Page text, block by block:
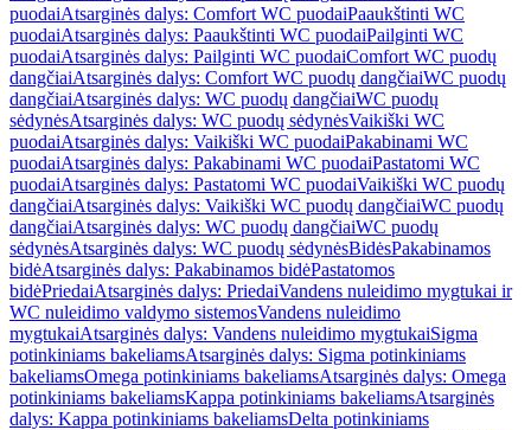
puodaiAtsarginės dalys: Comfort WC puodaiPaaukštinti WC
puodaiAtsarginės dalys: Paaukštinti WC puodaiPailginti WC
puodaiAtsarginės dalys: Pailginti WC puodaiComfort WC puodų
dangčiaiAtsarginės dalys: Comfort WC puodų dangčiaiWC puodų
dangčiaiAtsarginės dalys: WC puodų dangčiaiWC puodų
sėdynėsAtsarginės dalys: WC puodų sėdynėsVaikiški WC
puodaiAtsarginės dalys: Vaikiški WC puodaiPakabinami WC
puodaiAtsarginės dalys: Pakabinami WC puodaiPastatomi WC
puodaiAtsarginės dalys: Pastatomi WC puodaiVaikiški WC puodų
dangčiaiAtsarginės dalys: Vaikiški WC puodų dangčiaiWC puodų
dangčiaiAtsarginės dalys: WC puodų dangčiaiWC puodų
sėdynėsAtsarginės dalys: WC puodų sėdynėsBidėsPakabinamos
bidėAtsarginės dalys: Pakabinamos bidėPastatomos
bidėPriedaiAtsarginės dalys: PriedaiVandens nuleidimo mygtukai ir
WC nuleidimo valdymo sistemosVandens nuleidimo
mygtukaiAtsarginės dalys: Vandens nuleidimo mygtukaiSigma
potinkiniams bakeliamsAtsarginės dalys: Sigma potinkiniams
bakeliamsOmega potinkiniams bakeliamsAtsarginės dalys: Omega
potinkiniams bakeliamsKappa potinkiniams bakeliamsAtsarginės
dalys: Kappa potinkiniams bakeliamsDelta potinkiniams